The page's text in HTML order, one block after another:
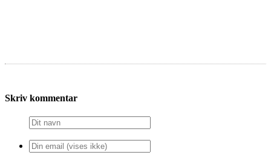
Skriv kommentar